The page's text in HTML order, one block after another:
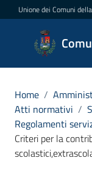
Vai al contenuto
Vai alla navigazione
Vai al footer
Unione dei Comuni
Comune
Campegine
Amministrazione
Menu selezionato
Novità
Home /
Atti normativi /
Regolamenti
Criteri per la